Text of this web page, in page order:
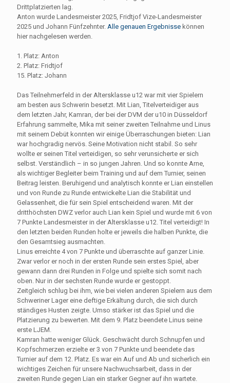
Drittplatzierten lag.
Anton wurde Landesmeister 2025, Fridtjof Vize-Landesmeister
2025 und Johann Fünfzehnter. Alle genauen Ergebnisse können
hier nachgelesen werden.
1. Platz: Anton
2. Platz: Fridtjof
15. Platz: Johann
Das Teilnehmerfeld in der Altersklasse u12 war mit vier Spielern
am besten aus Schwerin besetzt. Mit Lian, Titelverteidiger aus
dem letzten Jahr, Kamran, der bei der DVM der u10 in Düsseldorf
Erfahrung sammelte, Mika mit seiner zweiten Teilnahme und Linus
mit seinem Debüt konnten wir einige Überraschungen bieten: Lian
war hochgradig nervös. Seine Motivation nicht stabil. So sehr
wollte er seinen Titel verteidigen, so sehr verunsicherte er sich
selbst. Verständlich – in so jungen Jahren. Und so konnte Arne,
als wichtiger Begleiter beim Training und auf dem Turnier, seinen
Beitrag leisten. Beruhigend und analytisch konnte er Lian einstellen
und von Runde zu Runde entwickelte Lian die Stabilität und
Gelassenheit, die für sein Spiel entscheidend waren. Mit der
dritthöchsten DWZ verlor auch Lian kein Spiel und wurde mit 6 von
7 Punkte Landesmeister in der Altersklasse u12. Titel verteidigt! In
den letzten beiden Runden holte er jeweils die halben Punkte, die
den Gesamtsieg ausmachten.
Linus erreichte 4 von 7 Punkte und überraschte auf ganzer Linie.
Zwar verlor er noch in der ersten Runde sein erstes Spiel, aber
gewann dann drei Runden in Folge und spielte sich somit nach
oben. Nur in der sechsten Runde wurde er gestoppt.
Zeitgleich schlug bei ihm, wie bei vielen anderen Spielern aus dem
Schweriner Lager eine deftige Erkältung durch, die sich durch
ständiges Husten zeigte. Umso stärker ist das Spiel und die
Platzierung zu bewerten. Mit dem 9. Platz beendete Linus seine
erste LJEM.
Kamran hatte weniger Glück. Geschwächt durch Schnupfen und
Kopfschmerzen erzielte er 3 von 7 Punkte und beendete das
Turnier auf dem 12. Platz. Es war ein Auf und Ab und sicherlich ein
wichtiges Zeichen für unsere Nachwuchsarbeit, dass in der
zweiten Runde gegen Lian ein starker Gegner auf ihn wartete.